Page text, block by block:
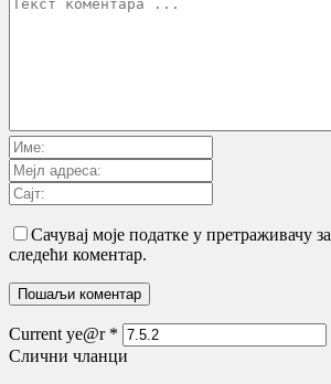
Сачувај моје податке у претраживачу за
следећи коментар.
Current ye@r *
Слични чланци